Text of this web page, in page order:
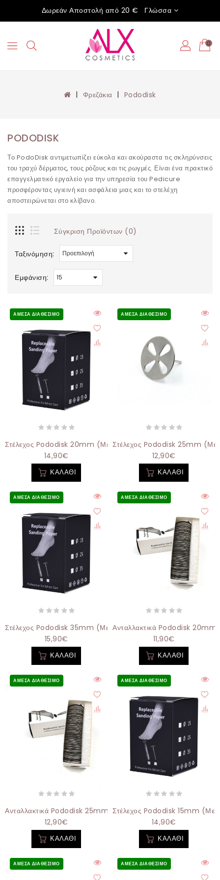
Δωρεάν Αποστολή από 20 € Γλώσσα
0
Φρεζάκια Pododisk
PODODISK
Το PodoDisk αντιμετωπίζει εύκολα και ακούραστα τις σκληρύνσεις
του τραχύ δέρματος, τους ρόζους και τις ρωγμές. Είναι ένα πρακτικό
επαγγελματικό εργαλείο για την υπηρεσία του Pedicure
προσφέροντας υγιεινή και ασφάλεια μιας και το στελέχη
αποστειρώνεται στο κλίβανο.
Σύγκριση Προϊόντων (0)
Ταξινόμηση:
Εμφάνιση:
ΆΜΕΣΑ ΔΙΑΘΈΣΙΜΟ
Στέλεχος Pododisk 20mm (με Τρύπες)
14,90€
ΚΑΛΆΘΙ
ΆΜΕΣΑ ΔΙΑΘΈΣΙΜΟ
Στέλεχος Pododisk 25mm (με
12,90€
ΚΑΛΆΘΙ
ΆΜΕΣΑ ΔΙΑΘΈΣΙΜΟ
Στέλεχος Pododisk 35mm (με Τρύπες)
15,90€
ΚΑΛΆΘΙ
ΆΜΕΣΑ ΔΙΑΘΈΣΙΜΟ
Ανταλλακτικά Pododisk 20mm
11,90€
ΚΑΛΆΘΙ
ΆΜΕΣΑ ΔΙΑΘΈΣΙΜΟ
Ανταλλακτικά Pododisk 25mm 150grit - 100τεμάχια
12,90€
ΚΑΛΆΘΙ
ΆΜΕΣΑ ΔΙΑΘΈΣΙΜΟ
Στέλεχος Pododisk 15mm (με
14,90€
ΚΑΛΆΘΙ
ΆΜΕΣΑ ΔΙΑΘΈΣΙΜΟ ΆΜΕΣΑ ΔΙΑΘΈΣΙΜΟ